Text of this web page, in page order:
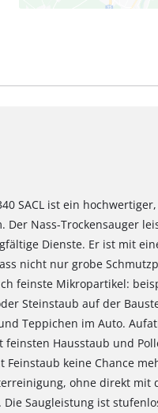
SACL ist ein
Der Nass-Trockensauger
Dienste. Er ist mit
nicht nur grobe
feinste Mikropartikel:
Steinstaub auf der
Teppichen im Auto.
Hausstaub und
keine Chance
ohne direkt mit
Saugleistung ist